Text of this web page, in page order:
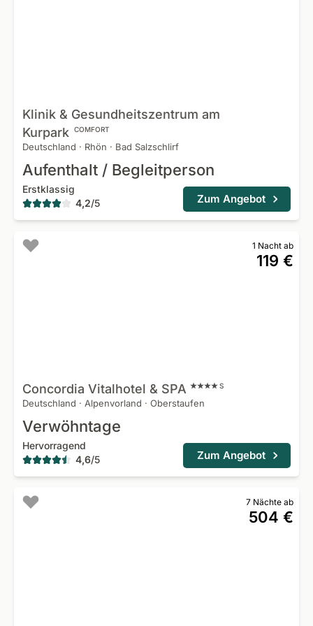
Klinik & Gesundheitszentrum am
Kurpark COMFORT
Deutschland · Rhön · Bad Salzschlirf
Aufenthalt / Begleitperson
Erstklassig
4,2/5 Zum Angebot
1 Nacht ab
119 €
Concordia Vitalhotel & SPA S
Deutschland · Alpenvorland · Oberstaufen
Verwöhntage
Hervorragend
4,6/5 Zum Angebot
7 Nächte ab
504 €